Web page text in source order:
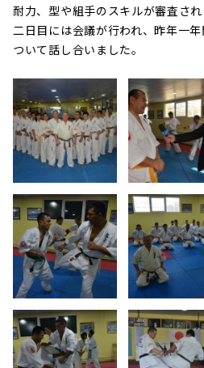
耐力、型や組手のスキルが審査され
二日目には会議が行われ、昨年一
ついて話し合いました。